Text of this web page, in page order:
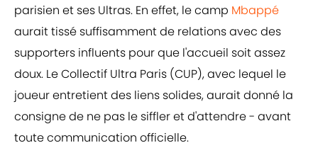
parisien et ses Ultras. En effet, le camp Mbappé
aurait tissé suffisamment de relations avec des
supporters influents pour que l'accueil soit assez
doux. Le Collectif Ultra Paris (CUP), avec lequel le
joueur entretient des liens solides, aurait donné la
consigne de ne pas le siffler et d'attendre - avant
toute communication officielle.